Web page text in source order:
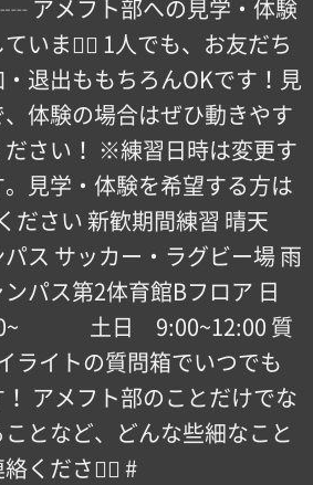
フト部への見学・体験
います🏻 1人でも、お友だち
退出ももちろんOKです！見
体験の場合はぜひ動きやす
ださい！ ※練習日時は変更す
見学・体験を希望する方は
ださい 新歓期間練習 晴天
ス サッカー・ラグビー場 雨
パス第2体育館Bフロア 日
土日 9:00~12:00 質
ライトの質問箱でいつでも
アメフト部のことだけでな
となど、どんな些細なこと
ください🏻 #